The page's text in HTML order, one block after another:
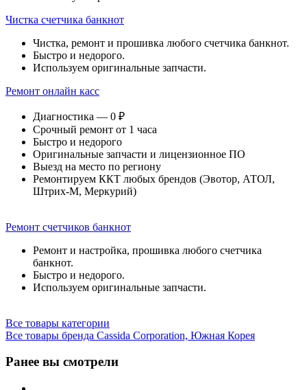
Чистка счетчика банкнот
Чистка, ремонт и прошивка любого счетчика банкнот.
Быстро и недорого.
Используем оригинальные запчасти.
Ремонт онлайн касс
Диагностика — 0 ₽
Срочный ремонт от 1 часа
Быстро и недорого
Оригинальные запчасти и лицензионное ПО
Выезд на место по региону
Ремонтируем ККТ любых брендов (Эвотор, АТОЛ,
Штрих-М, Меркурий)
Ремонт счетчиков банкнот
Ремонт и настройка, прошивка любого счетчика
банкнот.
Быстро и недорого.
Используем оригинальные запчасти.
Все товары категории
Все товары бренда Cassida Corporation, Южная Корея
Ранее вы смотрели